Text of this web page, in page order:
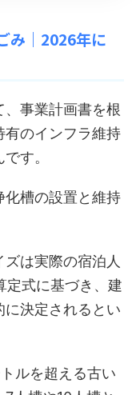
み｜2026年に
、事業計画書を根
有のインフラ維持
す。
化槽の設置と維持
は実際の宿泊人
定式に基づき、建
決定されるとい
ルを超える古い